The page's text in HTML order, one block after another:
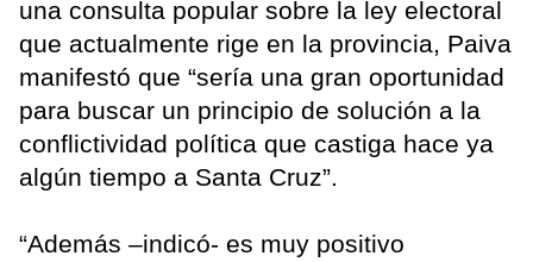
una consulta popular sobre la ley electoral
que actualmente rige en la provincia, Paiva
manifestó que “sería una gran oportunidad
para buscar un principio de solución a la
conflictividad política que castiga hace ya
algún tiempo a Santa Cruz”.
“Además –indicó- es muy positivo